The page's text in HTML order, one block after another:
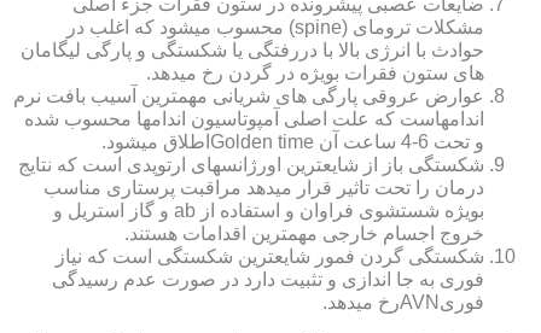
ضایعات عصبی پیشرونده در ستون فقرات جزء اصلی
مشکلات ترومای (spine) محسوب میشود که اغلب در
حوادث با انرژی بالا با دررفتگی یا شکستگی و پارگی لیگامان
های ستون فقرات بویژه در گردن رخ میدهد.
عوارض عروقی پارگی های شریانی مهمترین آسیب بافت نرم
اندامهاست که علت اصلی آمپوتاسیون اندامها محسوب شده
و تحت 6-4 ساعت آن Golden timeاطلاق میشود.
شکستگی باز از شایعترین اورژانسهای ارتوپدی است که نتایج
درمان را تحت تاثیر قرار میدهد مراقبت پرستاری مناسب
بویژه شستشوی فراوان و استفاده از ab و گاز استریل و
خروج اجسام خارجی مهمترین اقدامات هستند.
شکستگی گردن فمور شایعترین شکستگی است که نیاز
فوری به جا اندازی و تثبیت دارد در صورت عدم رسیدگی
فوریAVNرخ میدهد.